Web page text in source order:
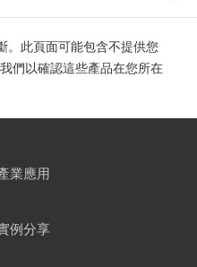
。此頁面可能包含不提供您
們以確認這些產品在您所在
業應用
例分享